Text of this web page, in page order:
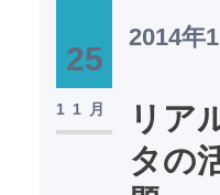
25
11月
2014年
リア
タの